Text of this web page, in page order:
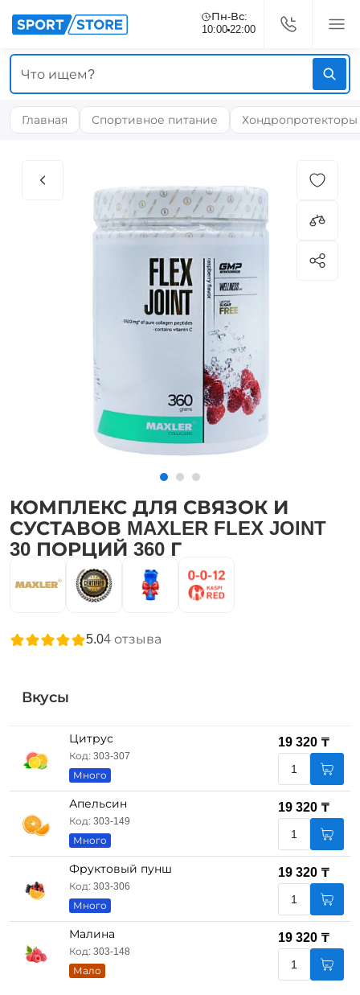
Пн-Вс:
10:00 22:00
Главная Спортивное питание Хондропротекторы
КОМПЛЕКС ДЛЯ СВЯЗОК И
СУСТАВОВ MAXLER FLEX JOINT
30 ПОРЦИЙ 360 Г
5.04отзыва
Вкусы
Цитрус
Код: 303-307
Много
19 320 ₸
Апельсин
Код: 303-149
Много
19 320 ₸
Фруктовый пунш
Код: 303-306
Много
19 320 ₸
Малина
Код: 303-148
Мало
19 320 ₸